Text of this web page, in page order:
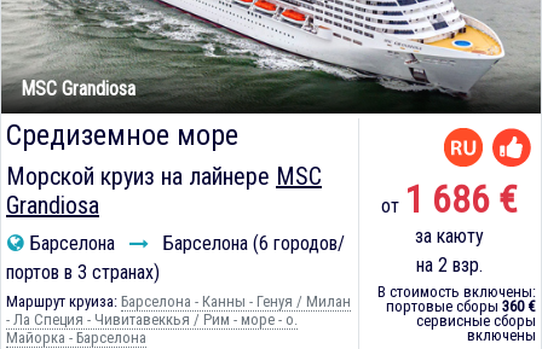
MSC Grandiosa
Средиземное море
Морской круиз на лайнере MSC
Grandiosa
Барселона
Барселона (6 городов/
портов в 3 странах)
Маршрут круиза: Барселона - Канны - Генуя / Милан
- Ла Специя - Чивитавеккья / Рим - море - о.
Майорка - Барселона
от 1 686 €
за каюту
на 2 взр.
В стоимость включены:
портовые сборы 360 €
сервисные сборы
включены